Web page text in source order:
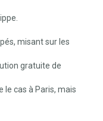
misant sur les
gratuite de
le cas à Paris, mais